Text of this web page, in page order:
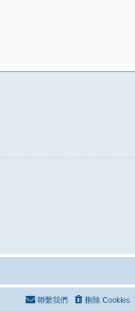
刪除 Cookies
聯繫我們